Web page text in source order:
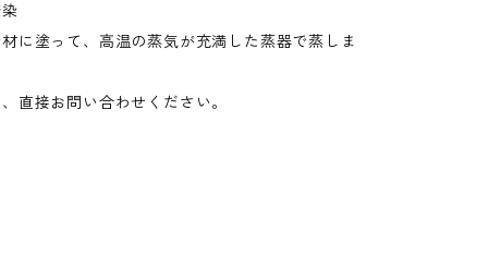
に塗って、高温の蒸気が充満した蒸器で蒸しま
直接お問い合わせください。